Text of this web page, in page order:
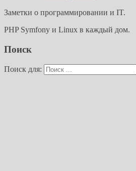
Заметки о программировании и IT.
PHP Symfony и Linux в каждый дом.
Поиск
Поиск для: